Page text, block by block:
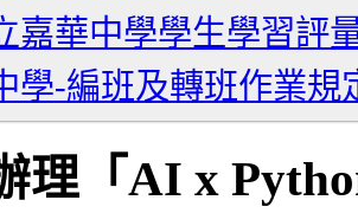
嘉華中學學生學習評
學-編班及轉班作業規
理「AI x